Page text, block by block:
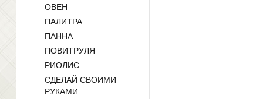
ОВЕН
ПАЛИТРА
ПАННА
ПОВИТРУЛЯ
РИОЛИС
СДЕЛАЙ СВОИМИ
РУКАМИ